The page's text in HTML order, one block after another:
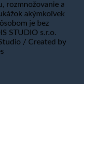
rozmnožovanie a
akýmkoľvek
je bez
STUDIO s.r.o.
/ Created by